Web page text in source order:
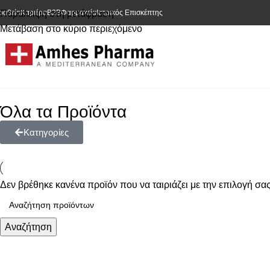
Παράλειψη στη μετάφραση
Μετάβαση στο κύριο περιεχόμενο
ΚαριέραΒ2ΒΦαρμακείαΙατρικός Επισκέπτης
Όλα τα Προϊόντα
Κατηγορίες
Δεν βρέθηκε κανένα προϊόν που να ταιριάζει με την επιλογή
Αναζήτηση